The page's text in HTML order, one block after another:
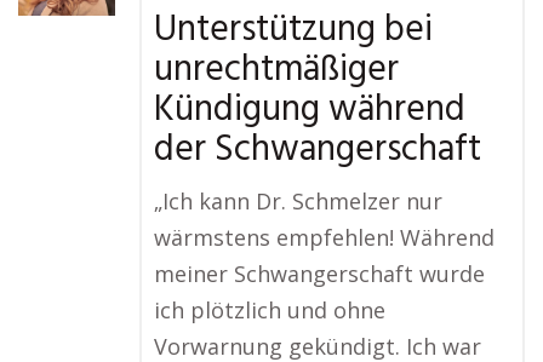
Unterstützung bei
unrechtmäßiger
Kündigung während
der Schwangerschaft
„Ich kann Dr. Schmelzer nur
wärmstens empfehlen! Während
meiner Schwangerschaft wurde
ich plötzlich und ohne
Vorwarnung gekündigt. Ich war